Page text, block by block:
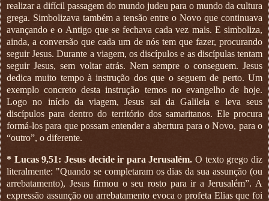
realizar a difícil passagem do mundo judeu para o mundo da cultura
grega. Simbolizava também a tensão entre o Novo que continuava
avançando e o Antigo que se fechava cada vez mais. E simboliza,
ainda, a conversão que cada um de nós tem que fazer, procurando
seguir Jesus. Durante a viagem, os discípulos e as discípulas tentam
seguir Jesus, sem voltar atrás. Nem sempre o conseguem. Jesus
dedica muito tempo à instrução dos que o seguem de perto. Um
exemplo concreto desta instrução temos no evangelho de hoje.
Logo no início da viagem, Jesus sai da Galileia e leva seus
discípulos para dentro do território dos samaritanos. Ele procura
formá-los para que possam entender a abertura para o Novo, para o
“outro”, o diferente.
* Lucas 9,51: Jesus decide ir para Jerusalém.O texto grego diz
literalmente: "Quando se completaram os dias da sua assunção (ou
arrebatamento), Jesus firmou o seu rosto para ir a Jerusalém”. A
expressão assunção ou arrebatamento evoca o profeta Elias que foi